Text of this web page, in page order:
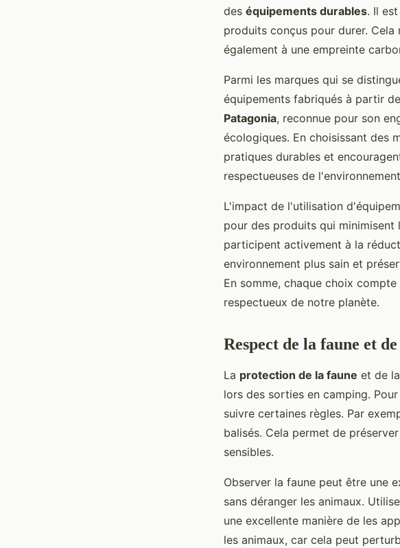
des équipements durables. Il
produits conçus pour durer.
également à une empreinte
Parmi les marques qui se
équipements fabriqués à partir
Patagonia, reconnue pour son
écologiques. En choisissant des
pratiques durables et
respectueuses de
L'impact de l'utilisation
pour des produits qui minimisent
participent activement à la
environnement plus sain et
En somme, chaque choix
respectueux de notre planète.
Respect de la faune et
La protection de la faune et de
lors des sorties en camping.
suivre certaines règles. Par
balisés. Cela permet de
sensibles.
Observer la faune peut être une
sans déranger les animaux.
une excellente manière de les
les animaux, car cela peut